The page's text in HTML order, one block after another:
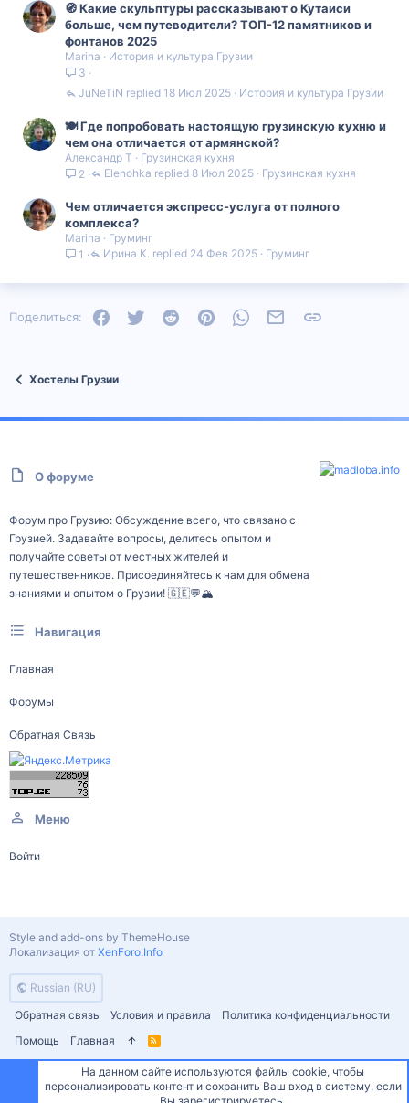
🧭 Какие скульптуры рассказывают о Кутаиси
больше, чем путеводители? ТОП-12 памятников и
фонтанов 2025
Marina
История и культура Грузии
3
История и культура Грузии
18 Июл 2025
JuNeTiN
🍽️ Где попробовать настоящую грузинскую кухню и
чем она отличается от армянской?
Александр Т
Грузинская кухня
2
Грузинская кухня
8 Июл 2025
Elenohka
Чем отличается экспресс-услуга от полного
комплекса?
Marina
Груминг
1
Груминг
24 Фев 2025
Ирина К.
Поделиться: FacebookTwitter Reddit PinterestWhatsAppЭлектронная почта
Хостелы Грузии
О форуме
Форум про Грузию: Обсуждение всего, что связано с
Грузией. Задавайте вопросы, делитесь опытом и
получайте советы от местных жителей и
путешественников. Присоединяйтесь к нам для обмена
знаниями и опытом о Грузии! 🇬🇪💬🏔️
Навигация
Главная
Форумы
Обратная Связь
Меню
Войти
Russian (RU)
Обратная связь
Условия и правила
Политика конфиденциальности
Помощь
Главная
R
S
Style and add-ons by ThemeHouse
Локализация от XenForo.Info
СверхуСнизу
На данном сайте используются файлы cookie, чтобы
персонализировать контент и сохранить Ваш вход в систему, если